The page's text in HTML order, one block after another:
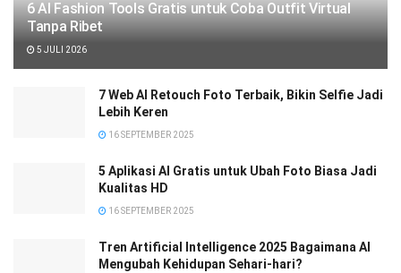
6 AI Fashion Tools Gratis untuk Coba Outfit Virtual
Tanpa Ribet
5 JULI 2026
7 Web AI Retouch Foto Terbaik, Bikin Selfie Jadi
Lebih Keren
16 SEPTEMBER 2025
5 Aplikasi AI Gratis untuk Ubah Foto Biasa Jadi
Kualitas HD
16 SEPTEMBER 2025
Tren Artificial Intelligence 2025 Bagaimana AI
Mengubah Kehidupan Sehari-hari?